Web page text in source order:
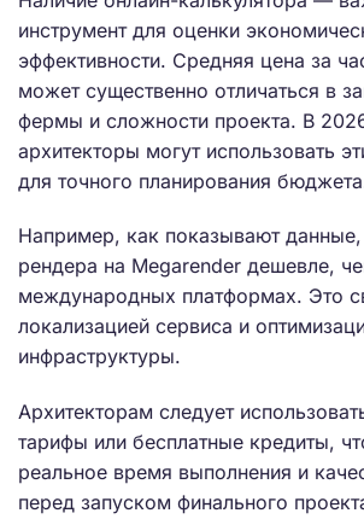
инструмент для оценки
эффективности. Средняя цена за
может существенно отличаться в
фермы и сложности проекта. В
архитекторы могут использовать
для точного планирования
Например, как показывают данные,
рендера на Megarender дешевле,
международных платформах. Это
локализацией сервиса и
инфраструктуры.
Архитекторам следует
тарифы или бесплатные кредиты,
реальное время выполнения и
перед запуском финального